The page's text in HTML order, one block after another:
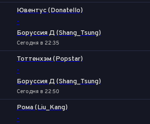
Ювентус (Donatello)
-
Боруссия Д (Shang_Tsung)
Сегодня в 22:35
Тоттенхэм (Popstar)
-
Боруссия Д (Shang_Tsung)
Сегодня в 22:50
Рома (Liu_Kang)
-